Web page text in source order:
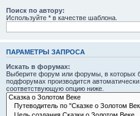
Поиск по автору:
Используйте * в качестве шаблона.
ПАРАМЕТРЫ ЗАПРОСА
Искать в форумах:
Выберите форум или форумы, в которых
подфорумах производится
соответствующую опцию ниже.